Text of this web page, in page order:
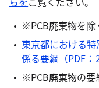
※PCB廃棄物を除
東京都における
係る要綱（PDF：
※PCB廃棄物の要